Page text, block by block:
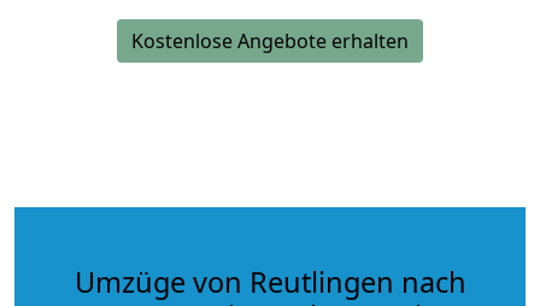
Kostenlose Angebote erhalten
Umzüge von Reutlingen nach